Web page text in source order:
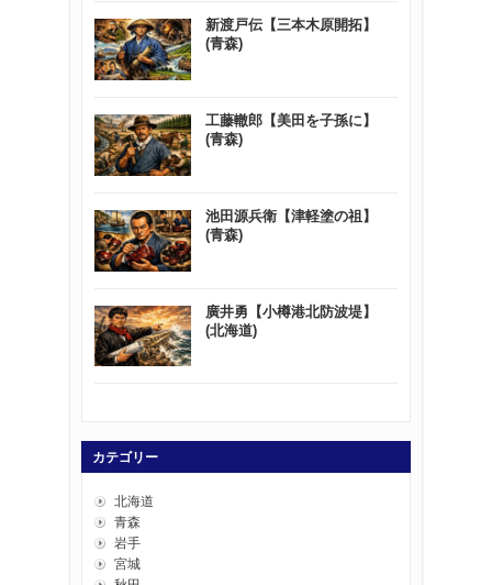
新渡戸伝【三本木原開拓】
(青森)
工藤轍郎【美田を子孫に】
(青森)
池田源兵衛【津軽塗の祖】
(青森)
廣井勇【小樽港北防波堤】
(北海道)
カテゴリー
北海道
青森
岩手
宮城